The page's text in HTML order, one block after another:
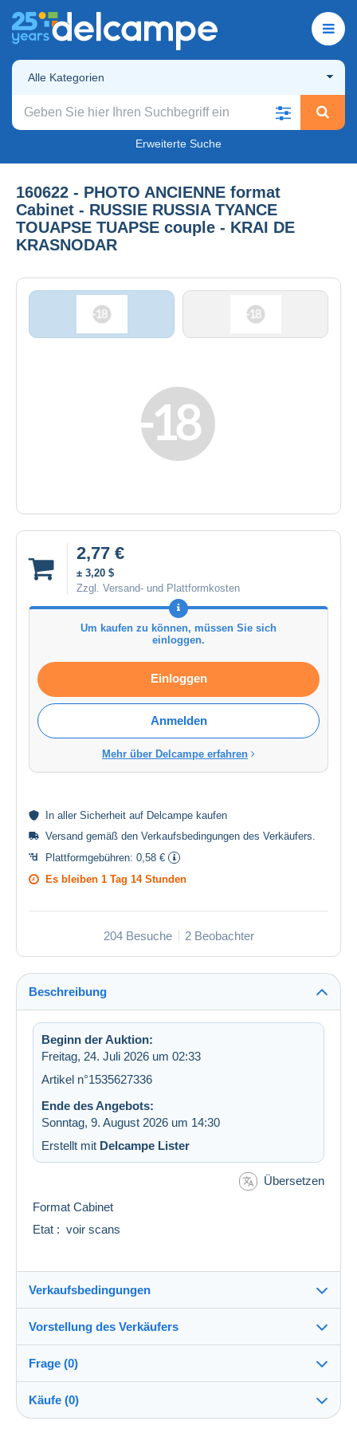
Alle Kategorien
Erweiterte Suche
160622 - PHOTO ANCIENNE format
Cabinet - RUSSIE RUSSIA TYANCE
TOUAPSE TUAPSE couple - KRAI DE
KRASNODAR
2,77 €
± 3,20 $
Zzgl. Versand- und Plattformkosten
Um kaufen zu können, müssen Sie sich
einloggen.
Einloggen
Anmelden
Mehr über Delcampe erfahren
In aller Sicherheit auf Delcampe kaufen
Versand gemäß den Verkaufsbedingungen des Verkäufers
Plattformgebühren: 0,58 €
Es bleiben 1 Tag 14 Stunden
204 Besuche 2 Beobachter
Beschreibung
Beginn der Auktion:
Freitag, 24. Juli 2026 um 02:33
Artikel n°1535627336
Ende des Angebots:
Sonntag, 9. August 2026 um 14:30
Erstellt mit Delcampe Lister
Übersetzen
Format Cabinet
Etat : voir scans
Verkaufsbedingungen
Versand nach:
Die Liste der Länder einsehen
Versand:
Vorkasse
Vorstellung des Verkäufers
multicollections46100%(34693x)
PRO
Shop
Frage (0)
Käufe (0)